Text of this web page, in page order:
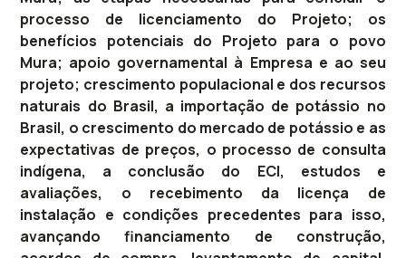
processo de licenciamento do Projeto; os
benefícios potenciais do Projeto para o povo
Mura; apoio governamental à Empresa e ao seu
projeto; crescimento populacional e dos recursos
naturais do Brasil, a importação de potássio no
Brasil, o crescimento do mercado de potássio e as
expectativas de preços, o processo de consulta
indígena, a conclusão do ECI, estudos e
avaliações, o recebimento da licença de
instalação e condições precedentes para isso,
avançando financiamento de construção,